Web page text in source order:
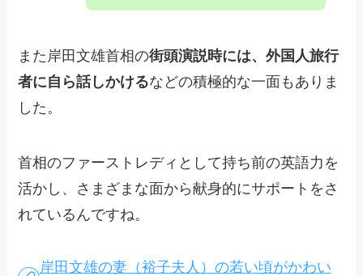
また岸田文雄首相の街頭演説時には、外国人旅行
者に自ら話しかけるなどの積極的な一面もありま
した。
首相のファーストレディとして持ち前の英語力を
活かし、さまざまな面から献身的にサポートをさ
れているんですね。
岸田文雄の妻（裕子夫人）の若い頃がかわい